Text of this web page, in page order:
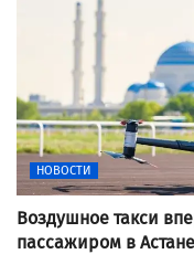
НОВОСТИ
Воздушное такси
пассажиром в Астане